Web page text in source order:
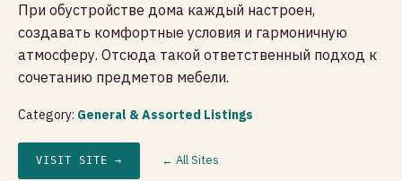
При обустройстве дома каждый настроен,
создавать комфортные условия и гармоничную
атмосферу. Отсюда такой ответственный подход к
сочетанию предметов мебели.
Category: General & Assorted Listings
VISIT SITE → ← All Sites